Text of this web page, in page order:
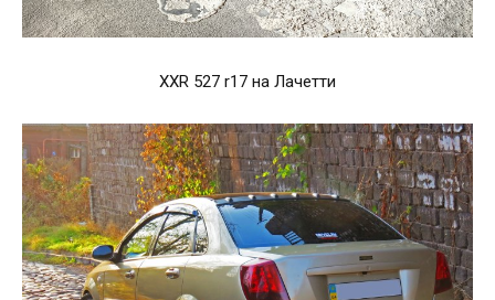
XXR 527 r17 на Лачетти